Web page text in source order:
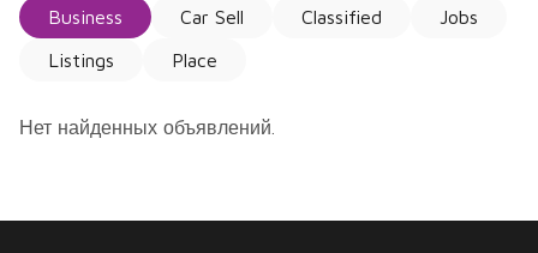
Business Car Sell Classified
Jobs
Listings
Place
Нет найденных объявлений.